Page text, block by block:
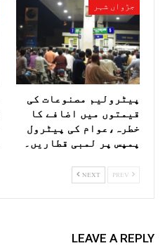
جڑواں شہر
پیٹرولیم مصنوعات کی
قیمتوں میں اضافے کا
خطرہ،عوام کی پیٹرول
پمپس پر لمبی قطاریں۔
NEXT
LEAVE A REPLY